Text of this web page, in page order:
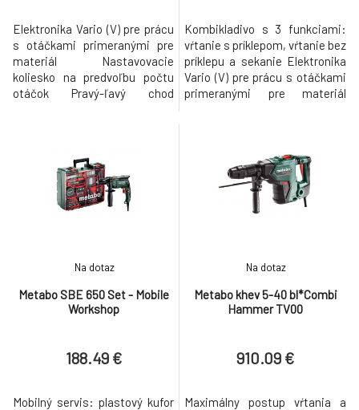
Elektronika Vario (V) pre prácu
s otáčkami primeranými pre
materiál Nastavovacie
koliesko na predvoľbu počtu
otáčok Pravý-ľavý chod
Parametre Menovitý príkon650
W Výkon320 W Max. krútiaci
moment10 Nm O vŕtania do
muriva16 mm O vŕtania do
Kombikladivo s 3 funkciami:
vŕtanie s príklepom, vŕtanie bez
príklepu a sekanie Elektronika
Vario (V) pre prácu s otáčkami
primeranými pre materiál
zablokovaní vrtáka pre
bezpečnú prácu Aretovateľný
vypínač pre pohodlnú prácu pri
trvalej prevádzke Parametre
Metabo SBE 650 Set - Mobile
Workshop
Na dotaz
188.49 €
Mobilný servis: plastový kufor
Metabo khev 5-40 bl*Combi
Hammer TV00
Na dotaz
910.09 €
Maximálny postup vŕtania a